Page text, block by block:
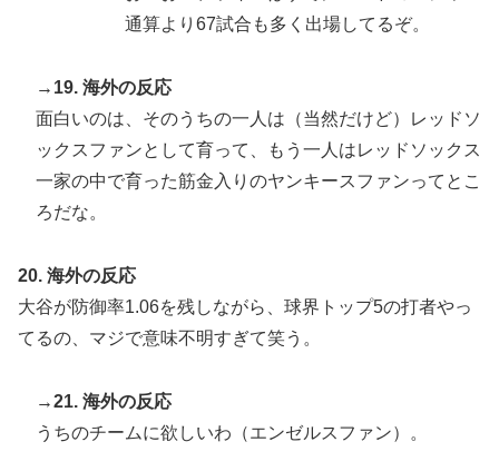
通算より67試合も多く出場してるぞ。
→19. 海外の反応
面白いのは、そのうちの一人は（当然だけど）レッドソ
ックスファンとして育って、もう一人はレッドソックス
一家の中で育った筋金入りのヤンキースファンってとこ
ろだな。
20. 海外の反応
大谷が防御率1.06を残しながら、球界トップ5の打者やっ
てるの、マジで意味不明すぎて笑う。
→21. 海外の反応
うちのチームに欲しいわ（エンゼルスファン）。